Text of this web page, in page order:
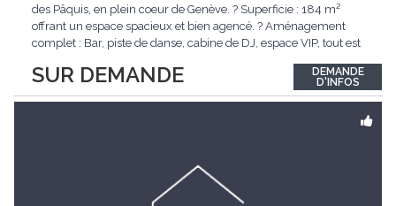
SUR DEMANDE
des Pâquis, en plein coeur de Genève. ? Superficie : 184 m²
offrant un espace spacieux et bien agencé. ? Aménagement
complet : Bar, piste de danse, cabine de DJ, espace VIP, tout est
: Un lieu polyvalent qui s'adapte à tous les goûts musicaux. ?
Clientèle...
DEMANDE
D'INFOS